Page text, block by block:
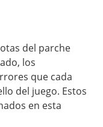
del parche
los
que cada
del juego. Estos
en esta